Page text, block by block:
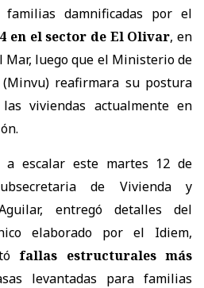
damnificadas por el
en el sector de El Olivar, en
Mar, luego que el Ministerio de
reafirmara su postura
viviendas actualmente en
a escalar este martes 12 de
de Vivienda y
entregó detalles del
elaborado por el Idiem,
fallas estructurales más
levantadas para familias